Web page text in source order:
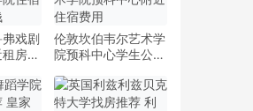
戏剧
房注
宿一
伦敦坎伯韦尔艺术学
院预科中心学生公寓
学院预科中心附近住
宿费用